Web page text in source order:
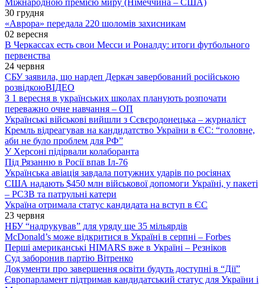
Міжнародною премією миру (Німеччина – США)
30 грудня
«Аврора» передала 220 шоломів захисникам
02 вересня
В Черкассах есть свои Месси и Роналду: итоги футбольного
первенства
24 червня
СБУ заявила, що нардеп Деркач завербований російською
розвідкоюВІДЕО
З 1 вересня в українських школах планують розпочати
переважно очне навчання – ОП
Українські військові вийшли з Сєвєродонецька – журналіст
Кремль відреагував на кандидатство України в ЄС: “головне,
аби не було проблем для РФ”
У Херсоні підірвали колаборанта
Під Рязанню в Росії впав Іл-76
Українська авіація завдала потужних ударів по росіянах
США надають $450 млн військової допомоги Україні, у пакеті
– РСЗВ та патрульні катери
Україна отримала статус кандидата на вступ в ЄС
23 червня
НБУ “надрукував” для уряду ще 35 мільярдів
McDonald’s може відкритися в Україні в серпні – Forbes
Перші американські HIMARS вже в Україні – Резніков
Суд заборонив партію Вітренко
Документи про завершення освіти будуть доступні в “Дії”
Європарламент підтримав кандидатський статус для України і